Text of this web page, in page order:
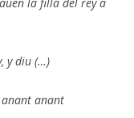
y diu (…)
anant